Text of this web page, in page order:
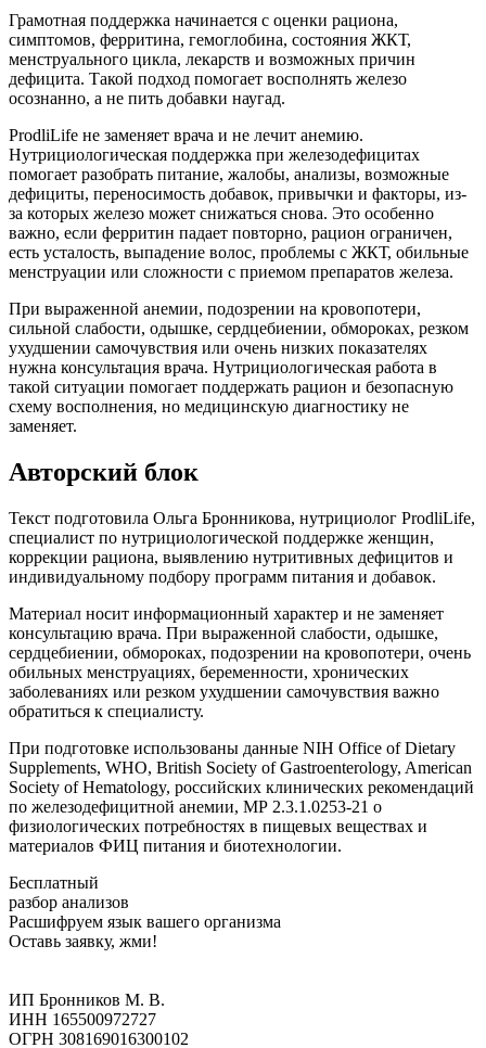
Грамотная поддержка начинается с оценки рациона,
симптомов, ферритина, гемоглобина, состояния ЖКТ,
менструального цикла, лекарств и возможных причин
дефицита. Такой подход помогает восполнять железо
осознанно, а не пить добавки наугад.
ProdliLife не заменяет врача и не лечит анемию.
Нутрициологическая поддержка при железодефицитах
помогает разобрать питание, жалобы, анализы, возможные
дефициты, переносимость добавок, привычки и факторы, из-
за которых железо может снижаться снова. Это особенно
важно, если ферритин падает повторно, рацион ограничен,
есть усталость, выпадение волос, проблемы с ЖКТ, обильные
менструации или сложности с приемом препаратов железа.
При выраженной анемии, подозрении на кровопотери,
сильной слабости, одышке, сердцебиении, обмороках, резком
ухудшении самочувствия или очень низких показателях
нужна консультация врача. Нутрициологическая работа в
такой ситуации помогает поддержать рацион и безопасную
схему восполнения, но медицинскую диагностику не
заменяет.
Авторский блок
Текст подготовила Ольга Бронникова, нутрициолог ProdliLife,
специалист по нутрициологической поддержке женщин,
коррекции рациона, выявлению нутритивных дефицитов и
индивидуальному подбору программ питания и добавок.
Материал носит информационный характер и не заменяет
консультацию врача. При выраженной слабости, одышке,
сердцебиении, обмороках, подозрении на кровопотери, очень
обильных менструациях, беременности, хронических
заболеваниях или резком ухудшении самочувствия важно
обратиться к специалисту.
При подготовке использованы данные NIH Office of Dietary
Supplements, WHO, British Society of Gastroenterology, American
Society of Hematology, российских клинических рекомендаций
по железодефицитной анемии, МР 2.3.1.0253-21 о
физиологических потребностях в пищевых веществах и
материалов ФИЦ питания и биотехнологии.
Бесплатный
разбор анализов
Расшифруем язык вашего организма
Оставь заявку, жми!
ИП Бронников М. В.
ИНН 165500972727
ОГРН 308169016300102